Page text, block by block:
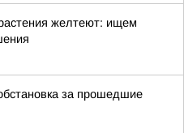
желтеют: ищем
за прошедшие